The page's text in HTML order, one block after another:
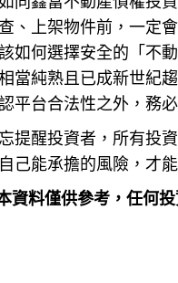
、上架物件前，一定
如何選擇安全的「不
當純熟且已成新世紀
平台合法性之外，務
提醒投資者，所有投
己能承擔的風險，才
資料僅供參考，任何